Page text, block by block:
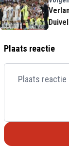
Plaats reactie